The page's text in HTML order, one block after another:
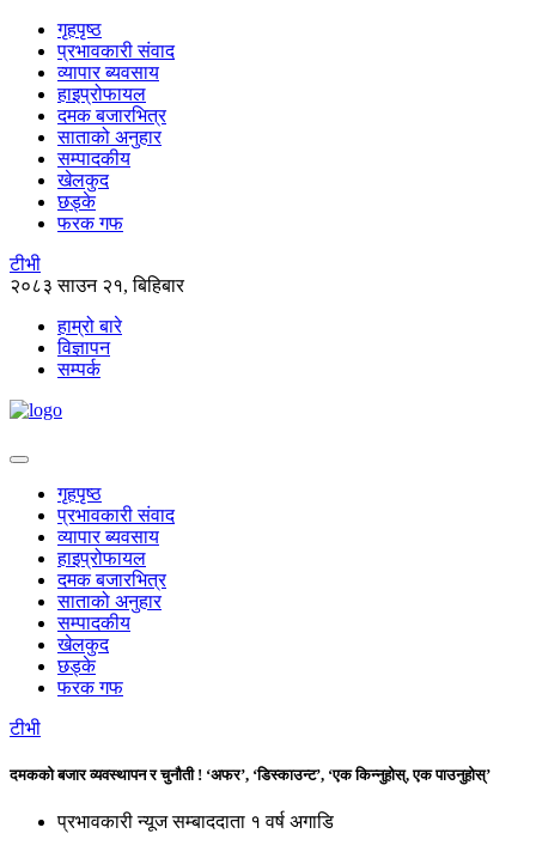
गृहपृष्ठ
प्रभावकारी संवाद
व्यापार ब्यवसाय
हाइप्रोफायल
दमक बजारभित्र
साताको अनुहार
सम्पादकीय
खेलकुद
छड्के
फरक गफ
टीभी
२०८३ साउन २१, बिहिबार
हाम्रो बारे
विज्ञापन
सम्पर्क
गृहपृष्ठ
प्रभावकारी संवाद
व्यापार ब्यवसाय
हाइप्रोफायल
दमक बजारभित्र
साताको अनुहार
सम्पादकीय
खेलकुद
छड्के
फरक गफ
टीभी
दमकको बजार व्यवस्थापन र चुनौती ! ‘अफर’, ‘डिस्काउन्ट’, ‘एक किन्नुहोस्, एक पाउनुहोस्’
प्रभावकारी न्यूज सम्बाददाता १ वर्ष अगाडि